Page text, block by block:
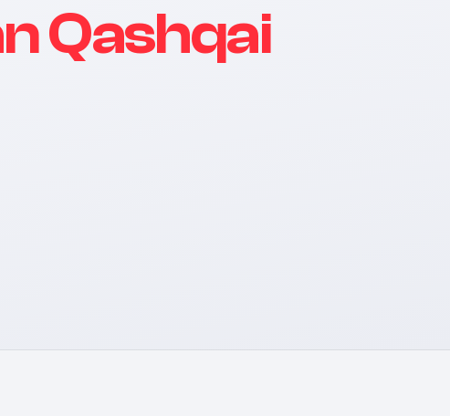
228 Nm
Qashqai